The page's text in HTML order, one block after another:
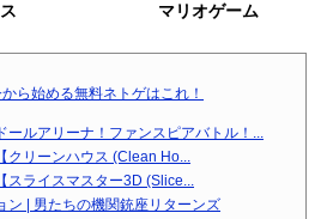
マリオゲーム
ら始める無料ネトゲはこれ！
ルアリーナ！ファンスピアバトル！...
クリーンハウス (Clean Ho...
スライスマスター3D (Slice...
ン | 男たちの機関銃座リターンズ